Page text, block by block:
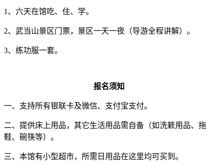
1、六天在馆吃、住、学。
2、武当山景区门票，景区一天一夜（导游全程讲解）。
3、练功服一套。
报名须知
一、支持所有银联卡及微信、支付宝支付。
二、提供床上用品，其它生活用品需自备（如洗簌用品、拖
鞋、碗筷等）。
三、本馆有小型超市，所需日用品在这里均可买到。